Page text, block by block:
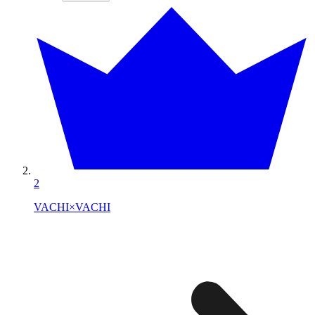
2
VACHI×VACHI